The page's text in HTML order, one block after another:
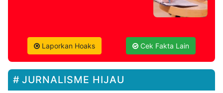
Laporkan Hoaks Cek Fakta Lain
JURNALISME HIJAU